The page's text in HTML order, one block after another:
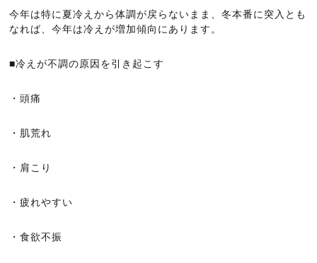
今年は特に夏冷えから体調が戻らないまま、冬本番に突入とも
なれば、今年は冷えが増加傾向にあります。
■冷えが不調の原因を引き起こす
・頭痛
・肌荒れ
・肩こり
・疲れやすい
・食欲不振